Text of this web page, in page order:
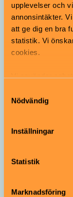
upplevelser och
annonsintäkter.
att ge dig en bra
statistik. Vi
cookies.
Vi använder
samt
vidarebefordrar
information från
annons- och
information som
Nödvändig
Inställningar
Statistik
Marknadsföring